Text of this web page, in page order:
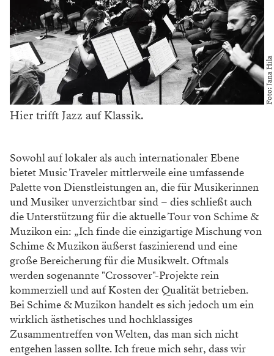
Die gesamte Tour wurde gemeinsam mit dem in Wien
gegründeten Unternehmen Music Traveler organisiert,
einer Plattform, die es ermöglicht, auf einfache Weise
kreative Räume und Veranstaltungsorte zu buchen.
Der erfolgreiche Komponist und Geiger Aleksey
Igudesman gründete die Plattform zusammen mit der
Unternehmerin Julia Rhee aufgrund persönlicher
Erfahrungen, denn: Als Musiker ist er sich der
Konzerte zu finden. „Wir genießen den Rückhalt der
Musikindustrie, unterstützt von Investoren wie Hans
Zimmer, die an uns glauben und uns fördern“, erklärt
Aleksey Igudesman. Einer der illustren „Chief
Ambassadors“ von Music Traveler, der Singer-
Songwriter Billy Joel, beschreibt das Konzept hinter
der Plattform folgendermaßen: „Wenn man mit einer
App eine Pizza bestellen kann, warum dann nicht auch
einen Raum zum Musizieren?“